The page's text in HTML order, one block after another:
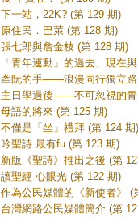
下一站，22K? (第 129 期)
原住民．巴萊 (第 128 期)
張七郎與詹金枝 (第 128 期)
「青年運動」的過去、現在
牽阮的手——浪漫同行獨立路
主日學過後——不可忽視的青
母語的將來 (第 125 期)
不僅是「坐」禮拜 (第 124 期)
吟聖詩 最有fu (第 123 期)
新版《聖詩》推出之後 (第
讀聖經 心眼光 (第 122 期)
作為公民媒體的《新使者》 (
台灣網路公民媒體簡介 (第